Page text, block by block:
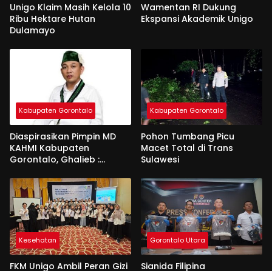
Unigo Klaim Masih Kelola 10
Ribu Hektare Hutan
Dulamayo
Wamentan RI Dukung
Ekspansi Akademik Unigo
Kabupaten Gorontalo
Diaspirasikan Pimpin MD
KAHMI Kabupaten
Gorontalo, Ghalieb :
Kabupaten Gorontalo
Pohon Tumbang Picu
Macet Total di Trans
Sulawesi
Kesehatan
FKM Unigo Ambil Peran Gizi
Gorontalo Utara
Sianida Filipina